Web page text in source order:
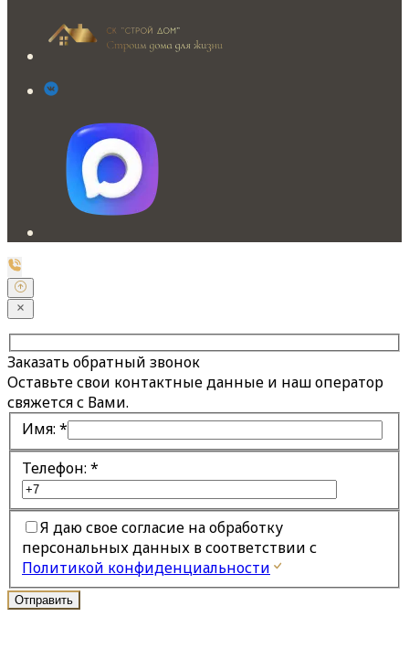
Заказать обратный звонок
Оставьте свои контактные данные и наш оператор
свяжется с Вами.
Имя: *
Телефон: *
Я даю свое согласие на обработку
персональных данных в соответствии с
Политикой конфиденциальности